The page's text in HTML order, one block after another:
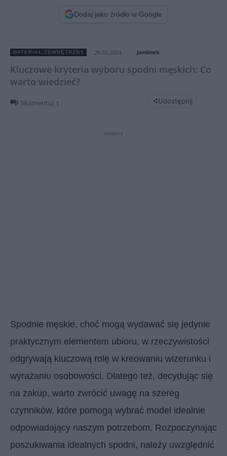
Dodaj jako źródło w Google
MATERIAŁ ZEWNĘTRZNY 26.02.2024 Janlinek
Kluczowe kryteria wyboru spodni męskich: Co
warto wiedzieć?
Skomentuj 1 Udostępnij
reklama
Spodnie męskie, choć mogą wydawać się jedynie
praktycznym elementem ubioru, w rzeczywistości
odgrywają kluczową rolę w kreowaniu wizerunku i
wyrażaniu osobowości. Dlatego też, decydując się
na zakup, warto zwrócić uwagę na szereg
czynników, które pomogą wybrać model idealnie
odpowiadający naszym potrzebom. Rozpoczynając
poszukiwania idealnych spodni, należy uwzględnić